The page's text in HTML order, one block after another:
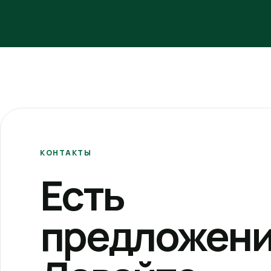
КОНТАКТЫ
Есть